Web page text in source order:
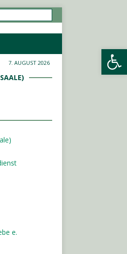
Werkzeugleiste öffnen
7. AUGUST 2026